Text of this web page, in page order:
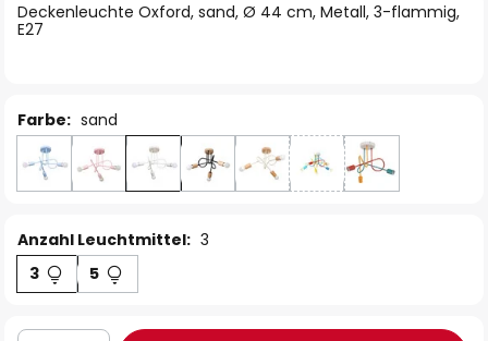
Deckenleuchte Oxford, sand, Ø 44 cm, Metall, 3-flammig,
E27
Farbe: sand
Anzahl Leuchtmittel: 3
3
5